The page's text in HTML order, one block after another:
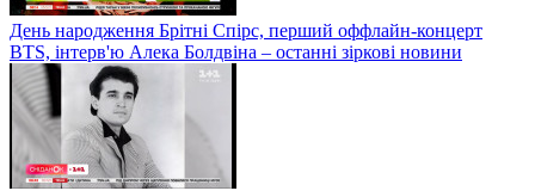
День народження Брітні Спірс, перший оффлайн-концерт
BTS, інтерв'ю Алека Болдвіна – останні зіркові новини